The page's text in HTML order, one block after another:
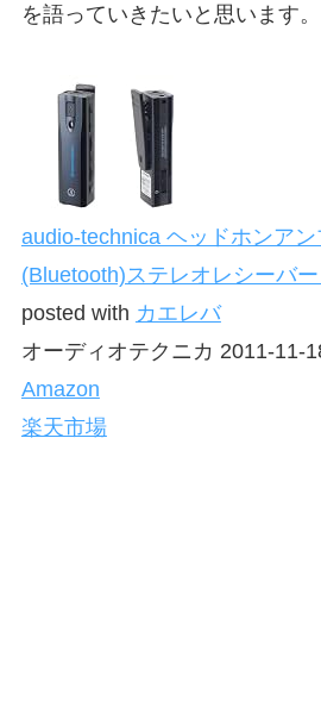
を語っていきたいと思います。
audio-technica ヘッドホンア
(Bluetooth)ステレオレシーバ
posted with カエレバ
オーディオテクニカ 2011-11-
Amazon
楽天市場